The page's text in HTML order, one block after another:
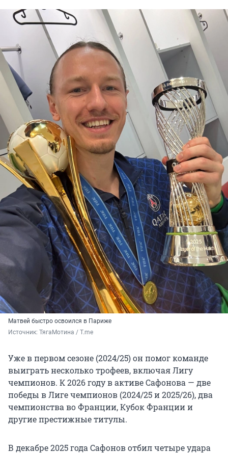
Матвей быстро освоился в Париже
Источник: ТягаМотина / T.me
Уже в первом сезоне (2024/25) он помог команде
выиграть несколько трофеев, включая Лигу
чемпионов. К 2026 году в активе Сафонова — две
победы в Лиге чемпионов (2024/25 и 2025/26), два
чемпионства во Франции, Кубок Франции и
другие престижные титулы.
В декабре 2025 года Сафонов отбил четыре удара